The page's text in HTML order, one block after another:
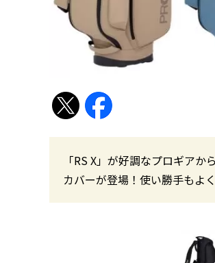
「RS X」が好調なプロギア
カバーが登場！使い勝手もよ